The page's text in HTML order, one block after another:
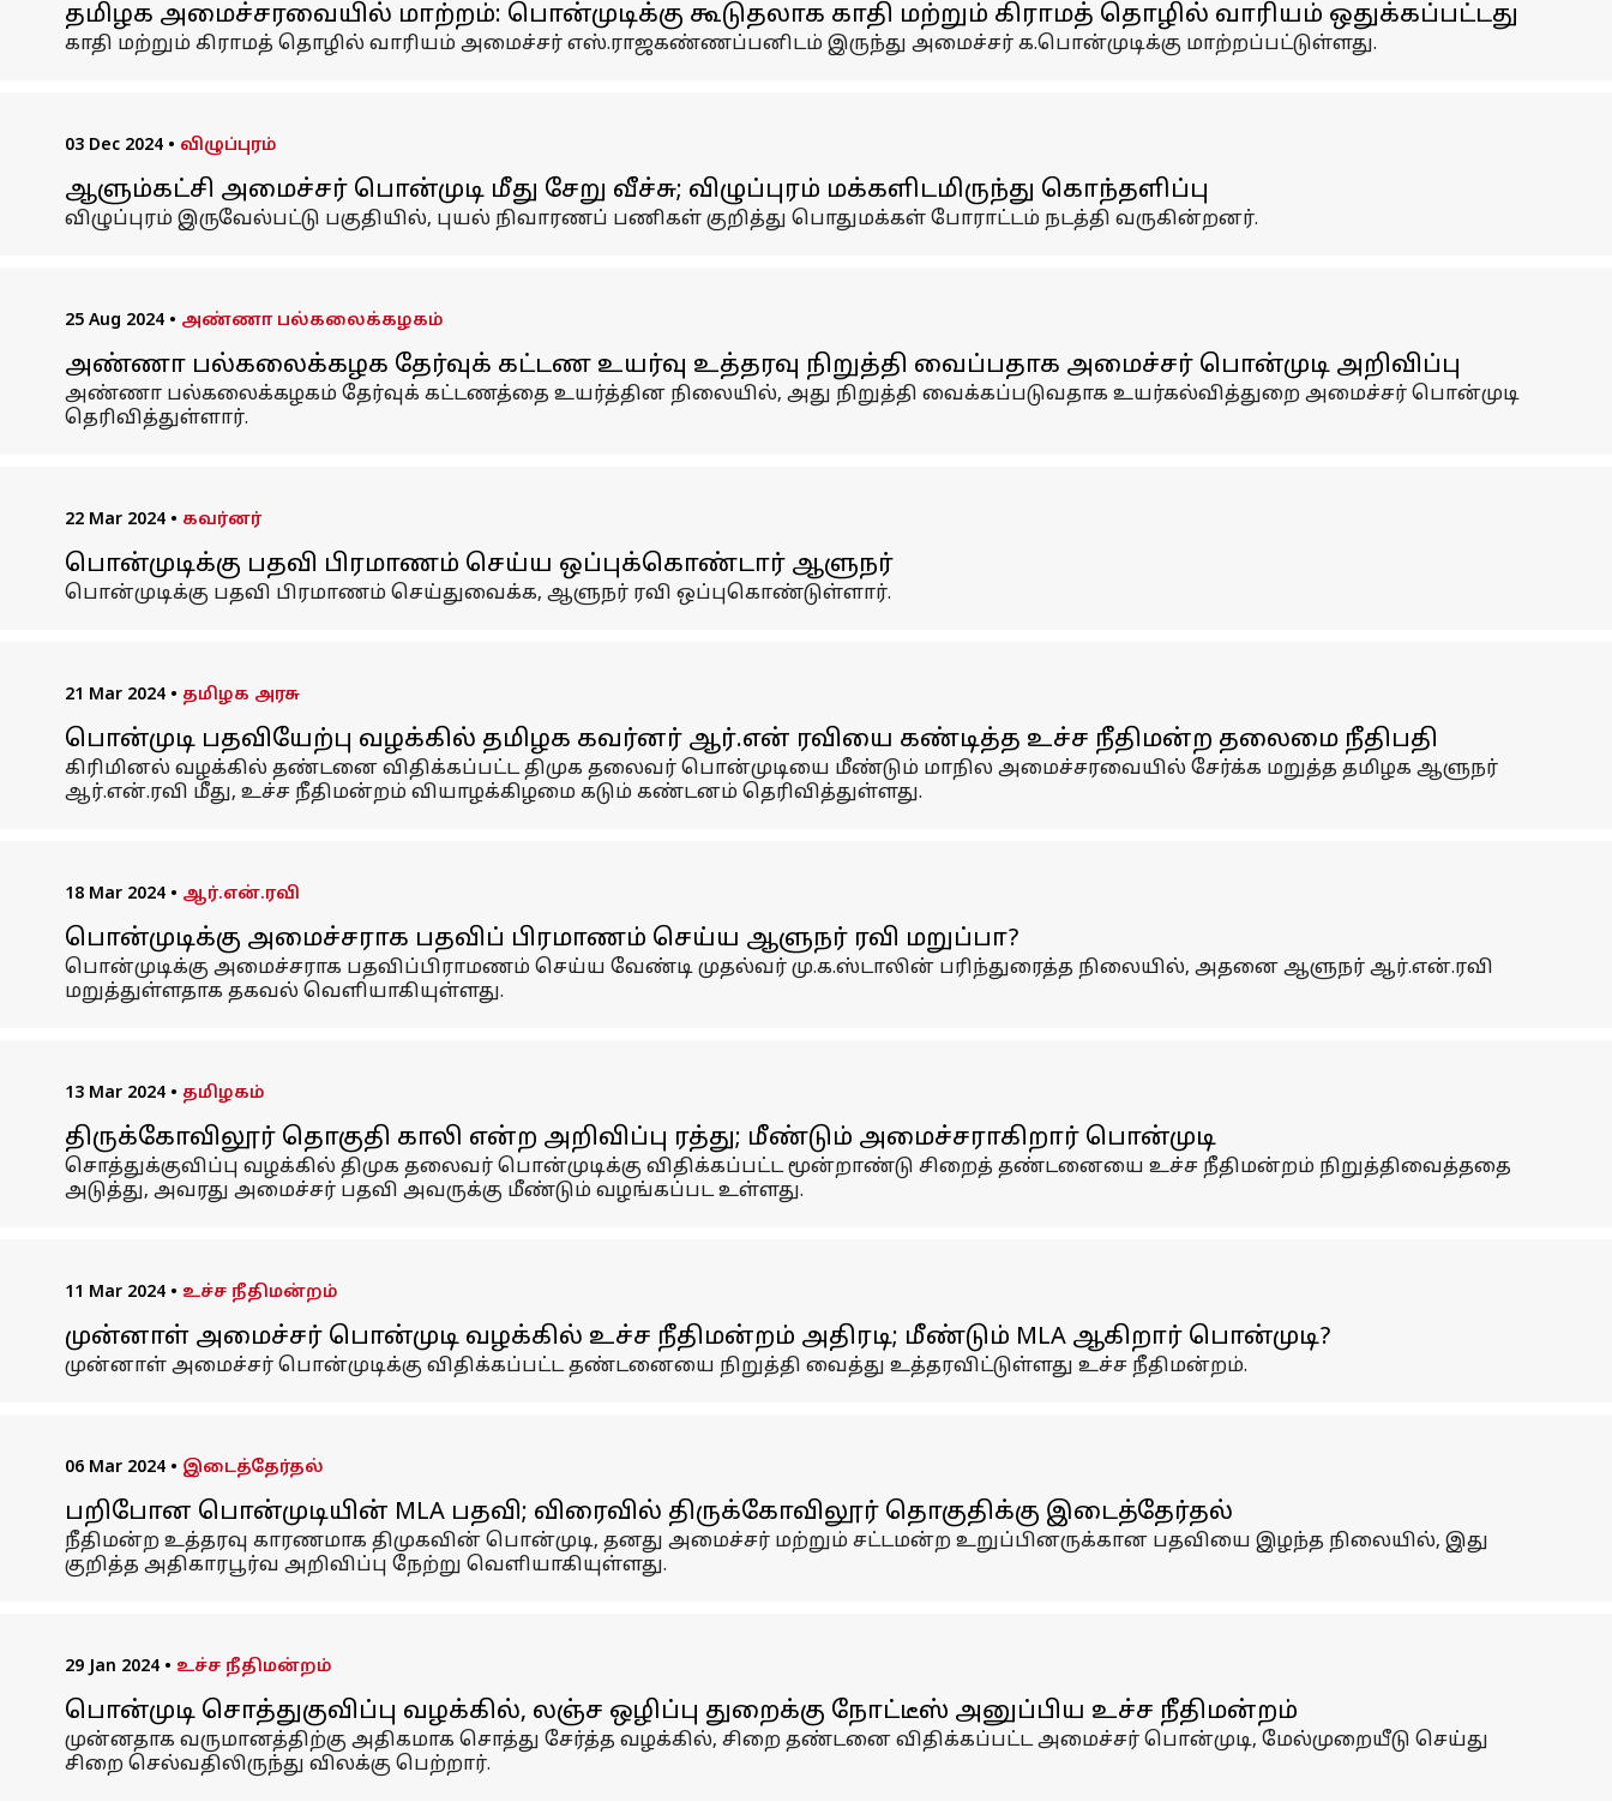
தமிழக அமைச்சரவையில் மாற்றம்: பொன்முடிக்கு கூடுதலாக காதி மற்றும் கிராமத் தொழில் வாரியம் ஒதுக்கப்பட்டது
காதி மற்றும் கிராமத் தொழில் வாரியம் அமைச்சர் எஸ்.ராஜகண்ணப்பனிடம் இருந்து அமைச்சர் க.பொன்முடிக்கு மாற்றப்பட்டுள்ளது.
03 Dec 2024 • விழுப்புரம்
ஆளும்கட்சி அமைச்சர் பொன்முடி மீது சேறு வீச்சு; விழுப்புரம் மக்களிடமிருந்து கொந்தளிப்பு
விழுப்புரம் இருவேல்பட்டு பகுதியில், புயல் நிவாரணப் பணிகள் குறித்து பொதுமக்கள் போராட்டம் நடத்தி வருகின்றனர்.
25 Aug 2024 • அண்ணா பல்கலைக்கழகம்
அண்ணா பல்கலைக்கழக தேர்வுக் கட்டண உயர்வு உத்தரவு நிறுத்தி வைப்பதாக அமைச்சர் பொன்முடி அறிவிப்பு
அண்ணா பல்கலைக்கழகம் தேர்வுக் கட்டணத்தை உயர்த்தின நிலையில், அது நிறுத்தி வைக்கப்படுவதாக உயர்கல்வித்துறை அமைச்சர் பொன்முடி
தெரிவித்துள்ளார்.
22 Mar 2024 • கவர்னர்
பொன்முடிக்கு பதவி பிரமாணம் செய்ய ஒப்புக்கொண்டார் ஆளுநர்
பொன்முடிக்கு பதவி பிரமாணம் செய்துவைக்க, ஆளுநர் ரவி ஒப்புகொண்டுள்ளார்.
21 Mar 2024 • தமிழக அரசு
பொன்முடி பதவியேற்பு வழக்கில் தமிழக கவர்னர் ஆர்.என் ரவியை கண்டித்த உச்ச நீதிமன்ற தலைமை நீதிபதி
கிரிமினல் வழக்கில் தண்டனை விதிக்கப்பட்ட திமுக தலைவர் பொன்முடியை மீண்டும் மாநில அமைச்சரவையில் சேர்க்க மறுத்த தமிழக ஆளுநர்
ஆர்.என்.ரவி மீது, உச்ச நீதிமன்றம் வியாழக்கிழமை கடும் கண்டனம் தெரிவித்துள்ளது.
18 Mar 2024 • ஆர்.என்.ரவி
பொன்முடிக்கு அமைச்சராக பதவிப் பிரமாணம் செய்ய ஆளுநர் ரவி மறுப்பா?
பொன்முடிக்கு அமைச்சராக பதவிப்பிராமணம் செய்ய வேண்டி முதல்வர் மு.க.ஸ்டாலின் பரிந்துரைத்த நிலையில், அதனை ஆளுநர் ஆர்.என்.ரவி
மறுத்துள்ளதாக தகவல் வெளியாகியுள்ளது.
13 Mar 2024 • தமிழகம்
திருக்கோவிலூர் தொகுதி காலி என்ற அறிவிப்பு ரத்து; மீண்டும் அமைச்சராகிறார் பொன்முடி
சொத்துக்குவிப்பு வழக்கில் திமுக தலைவர் பொன்முடிக்கு விதிக்கப்பட்ட மூன்றாண்டு சிறைத் தண்டனையை உச்ச நீதிமன்றம் நிறுத்திவைத்ததை
அடுத்து, அவரது அமைச்சர் பதவி அவருக்கு மீண்டும் வழங்கப்பட உள்ளது.
11 Mar 2024 • உச்ச நீதிமன்றம்
முன்னாள் அமைச்சர் பொன்முடி வழக்கில் உச்ச நீதிமன்றம் அதிரடி; மீண்டும் MLA ஆகிறார் பொன்முடி?
முன்னாள் அமைச்சர் பொன்முடிக்கு விதிக்கப்பட்ட தண்டனையை நிறுத்தி வைத்து உத்தரவிட்டுள்ளது உச்ச நீதிமன்றம்.
06 Mar 2024 • இடைத்தேர்தல்
பறிபோன பொன்முடியின் MLA பதவி; விரைவில் திருக்கோவிலூர் தொகுதிக்கு இடைத்தேர்தல்
நீதிமன்ற உத்தரவு காரணமாக திமுகவின் பொன்முடி, தனது அமைச்சர் மற்றும் சட்டமன்ற உறுப்பினருக்கான பதவியை இழந்த நிலையில், இது
குறித்த அதிகாரபூர்வ அறிவிப்பு நேற்று வெளியாகியுள்ளது.
29 Jan 2024 • உச்ச நீதிமன்றம்
பொன்முடி சொத்துகுவிப்பு வழக்கில், லஞ்ச ஒழிப்பு துறைக்கு நோட்டீஸ் அனுப்பிய உச்ச நீதிமன்றம்
முன்னதாக வருமானத்திற்கு அதிகமாக சொத்து சேர்த்த வழக்கில், சிறை தண்டனை விதிக்கப்பட்ட அமைச்சர் பொன்முடி, மேல்முறையீடு செய்து
சிறை செல்வதிலிருந்து விலக்கு பெற்றார்.